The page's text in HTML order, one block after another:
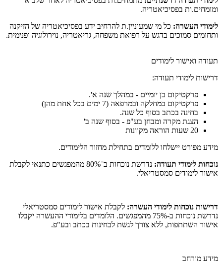
ומומחים.ות בפסיכיאטריה.
לימודי העשרה: כל מי שמעוניין.ת להרחיב ידע בפסיכיאטריה של הזיקנה
ותחומים סמוכים בדגש על רפואת משפחה, גריאטריה, נוירולוגיה ופנימית.
תעודה ואישור לימודים
דרישות לימודי תעודה:
פרקטיקום בן יומיים - במהלך שנה א'.
פרקטיקום במחלקה ובמרפאה (7 ימים בכל אחת מהן)
בחינה בכתב בסוף כל שנה.
הצגת מקרה ומבחן בע"פ - בסוף שנה ב'
20 שעות הוראה מקוונות
מידע מפורט יישלחו ללומדים בתחילת מחזור הלימודים.
נוכחות לימודי תעודה:
נדרשת נוכחות ב־80% מהמפגשים כתנאי לקבלת
אישור לימודים סמסטריאלי.
דרישות נוכחות לימודי העשרה: לקבלת אישור לימודים סמסטריאלי
נדרשת נוכחות ב-75% מהמפגשים. הלומדים בלימודי ההעשרה יקבלו
אישור השתתפות, ללא צורך לגשת לבחינות בכתב ובע"פ.
מידע מורחב